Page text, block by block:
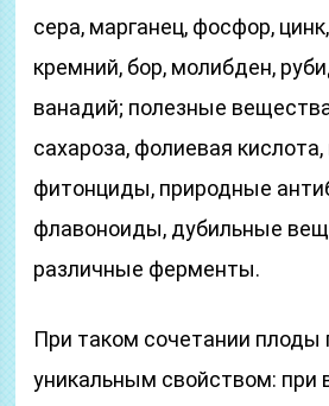
сера, марганец, фосфор,
кремний, бор, молибден,
ванадий; полезные
сахароза, фолиевая кислота,
фитонциды, природные
флавоноиды, дубильные
различные ферменты.
При таком сочетании плоды
уникальным свойством: при